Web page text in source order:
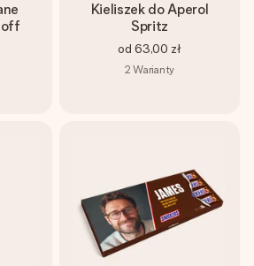
Kieliszek do Aperol
Spritz
od 63,00 zł
2 Warianty